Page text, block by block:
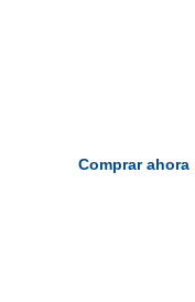
Comprar ahora